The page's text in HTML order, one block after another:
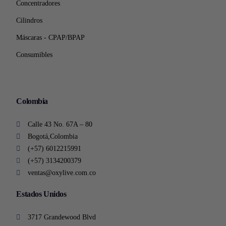
Concentradores
Cilindros
Máscaras - CPAP/BPAP
Consumibles
Colombia
Calle 43 No. 67A – 80
Bogotá,Colombia
(+57) 6012215991
(+57) 3134200379
ventas@oxylive.com.co
Estados Unidos
3717 Grandewood Blvd